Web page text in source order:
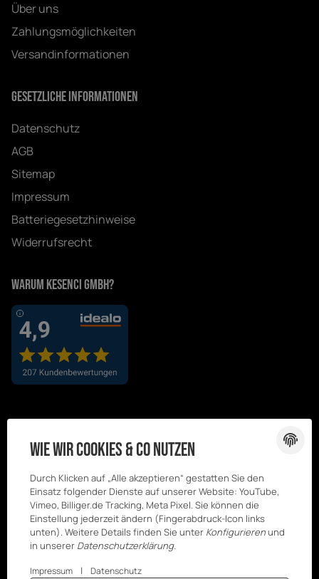
Über uns
Zahlungsmöglichkeiten
Versandinformationen
Gesetzliche Informationen
Datenschutz
AGB
Sitemap
Impressum
Batteriegesetzhinweise
Widerrufsrecht
Warum Kesenci GmbH?
Wie wir Cookies & Co nutzen
Durch Klicken auf „Alle akzeptieren“ gestatten Sie den
Einsatz folgender Dienste auf unserer Website: YouTube,
Vimeo, Billiger.de Tracking, Meta Pixel. Sie können die
Einstellung jederzeit ändern (Fingerabdruck-Icon links
unten). Weitere Details finden Sie unter Konfigurierenund
in unserer Datenschutzerklärung.
Impressum | Datenschutz